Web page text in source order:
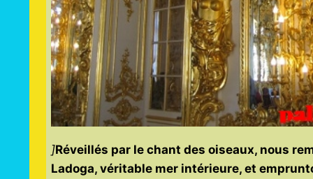
]Réveillés par le chant des oiseaux, nous
Ladoga, véritable mer intérieure, et